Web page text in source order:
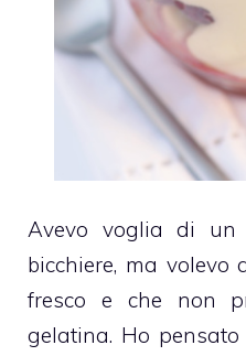
Avevo voglia di un
bicchiere, ma volevo
fresco e che non
gelatina. Ho